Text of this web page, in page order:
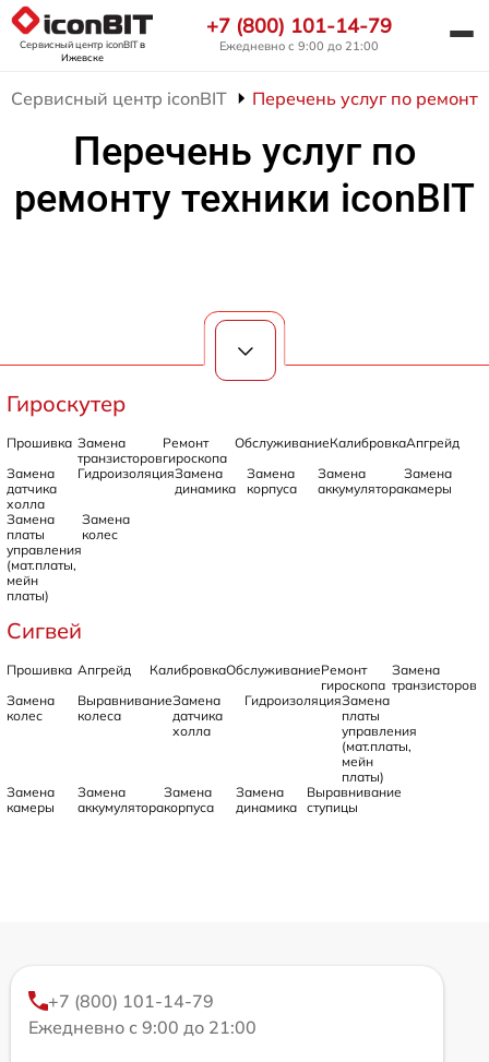
Сервисный центр iconBITв
Ижевске
+7 (800) 101-14-79
Ежедневно с 9:00 до 21:00
Сервисный центр iconBIT Перечень услуг по
Перечень услуг по
ремонту техники iconBIT
Гироскутер
Прошивка Замена
транзисторов
Ремонт
гироскопа
ОбслуживаниеКалибровкаАпгрейд
Замена
датчика
холла
ГидроизоляцияЗамена
динамика
Замена
корпуса
Замена
аккумулятора
Замена
камеры
Замена
платы
управления
(мат.платы,
мейн
платы)
Замена
колес
Сигвей
Прошивка Апгрейд КалибровкаОбслуживаниеРемонт
гироскопа
Замена
транзисторов
Замена
колес
Выравнивание
колеса
Замена
датчика
холла
ГидроизоляцияЗамена
платы
управления
(мат.платы,
мейн
платы)
Замена
камеры
Замена
аккумулятора
Замена
корпуса
Замена
динамика
Выравнивание
ступицы
+7 (800) 101-14-79
Ежедневно с 9:00 до 21:00